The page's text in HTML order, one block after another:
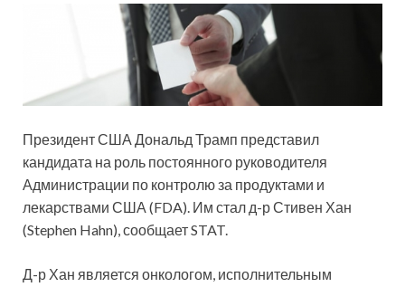
Президент США Дональд Трамп представил
кандидата на роль постоянного руководителя
Администрации по контролю за продуктами и
лекарствами США (FDA). Им стал д-р Стивен Хан
(Stephen Hahn), сообщает STAT.
Д-р Хан является онкологом, исполнительным